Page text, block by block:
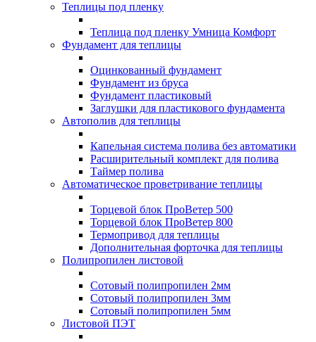
Теплицы под пленку
Теплица под пленку Умница Комфорт
Фундамент для теплицы
Оцинкованный фундамент
Фундамент из бруса
Фундамент пластиковый
Заглушки для пластикового фундамента
Автополив для теплицы
Капельная система полива без автоматики
Расширительный комплект для полива
Таймер полива
Автоматическое проветривание теплицы
Торцевой блок ПроВетер 500
Торцевой блок ПроВетер 800
Термопривод для теплицы
Дополнительная форточка для теплицы
Полипропилен листовой
Сотовый полипропилен 2мм
Сотовый полипропилен 3мм
Сотовый полипропилен 5мм
Листовой ПЭТ